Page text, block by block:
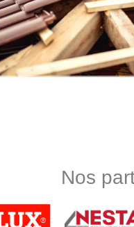
à vos problèmes de
: Nord Artois
Nos